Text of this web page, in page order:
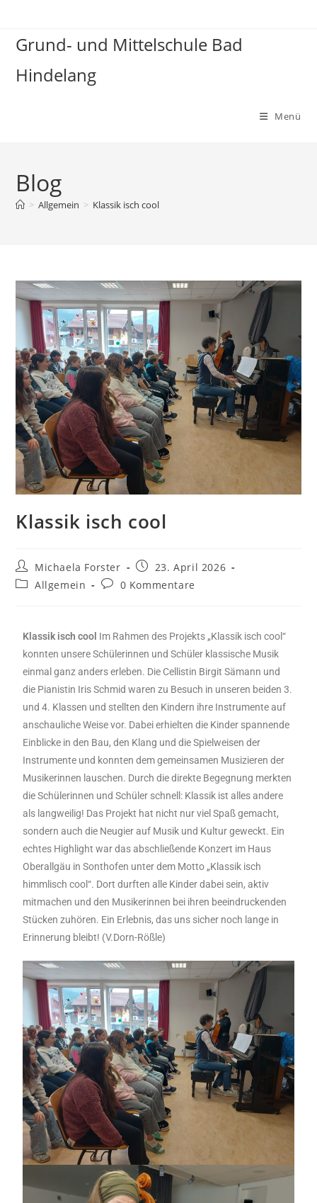
Grund- und Mittelschule Bad
Hindelang
Menü
Blog
> Allgemein > Klassik isch cool
Klassik isch cool
Michaela Forster
23. April 2026
Allgemein
0 Kommentare
Klassik isch cool Im Rahmen des Projekts „Klassik isch cool“
konnten unsere Schülerinnen und Schüler klassische Musik
einmal ganz anders erleben. Die Cellistin Birgit Sämann und
die Pianistin Iris Schmid waren zu Besuch in unseren beiden 3.
und 4. Klassen und stellten den Kindern ihre Instrumente auf
anschauliche Weise vor. Dabei erhielten die Kinder spannende
Einblicke in den Bau, den Klang und die Spielweisen der
Instrumente und konnten dem gemeinsamen Musizieren der
Musikerinnen lauschen. Durch die direkte Begegnung merkten
die Schülerinnen und Schüler schnell: Klassik ist alles andere
als langweilig! Das Projekt hat nicht nur viel Spaß gemacht,
sondern auch die Neugier auf Musik und Kultur geweckt. Ein
echtes Highlight war das abschließende Konzert im Haus
Oberallgäu in Sonthofen unter dem Motto „Klassik isch
himmlisch cool“. Dort durften alle Kinder dabei sein, aktiv
mitmachen und den Musikerinnen bei ihren beeindruckenden
Stücken zuhören. Ein Erlebnis, das uns sicher noch lange in
Erinnerung bleibt! (V.Dorn-Rößle)